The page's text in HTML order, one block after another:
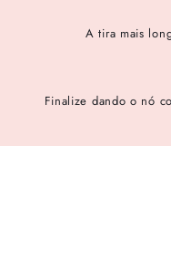
A tira mais
Finalize dando o nó